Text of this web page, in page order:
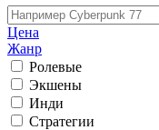
Цена
Жанр
Ролевые
Экшены
Инди
Стратегии